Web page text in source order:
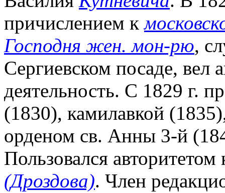
причислением к
Господня жен. мон-рю,
Сергиевском посаде, вел
деятельность. С 1829 г.
(1830), камилавкой
орденом св. Анны 3-й
Пользовался
(Дроздова). Член